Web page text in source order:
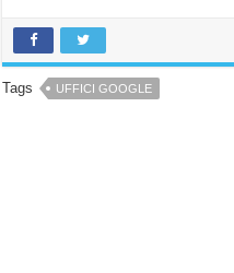
Tags UFFICI GOOGLE